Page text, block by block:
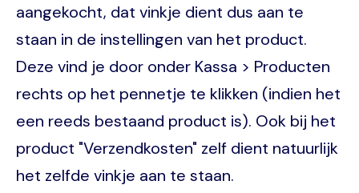
aangekocht, dat vinkje dient dus aan te
staan in de instellingen van het product.
Deze vind je door onder Kassa > Producten
rechts op het pennetje te klikken (indien het
een reeds bestaand product is). Ook bij het
product "Verzendkosten" zelf dient natuurlijk
het zelfde vinkje aan te staan.